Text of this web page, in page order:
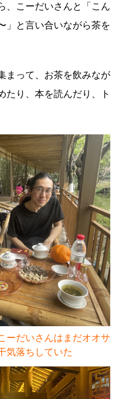
、こーだいさんと「こん
」と言い合いながら茶を
まって、お茶を飲みなが
たり、本を読んだり、ト
ーだいさんはまだオオサ
気落ちしていた